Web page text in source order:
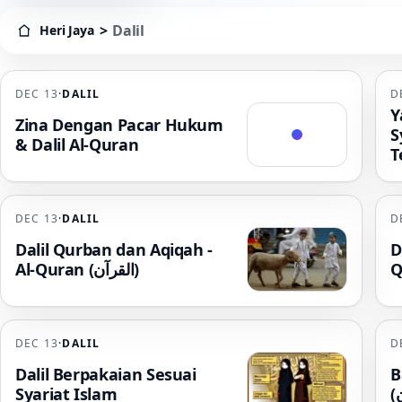
Heri Jaya > Dalil
Heri Jaya > Dalil
Dalil
DEC 13·DALIL
Zina Dengan Pacar Hukum
& Dalil Al-Quran
DEC 13·DALIL
Dalil Qurban dan Aqiqah -
Al-Quran (القرآن)
DEC 13·DALIL
Dalil Berpakaian Sesuai
Syariat Islam